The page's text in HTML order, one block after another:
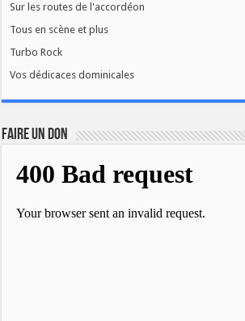
Sur les routes de l'accordéon
Tous en scène et plus
Turbo Rock
Vos dédicaces dominicales
FAIRE UN DON